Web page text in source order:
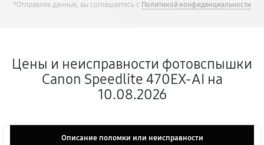
*Отправляя данные, вы соглашаетесь с Политикой конфиденциальности
Цены и неисправности фотовспышки
Canon Speedlite 470EX-AI на
10.08.2026
Описание поломки или неисправности